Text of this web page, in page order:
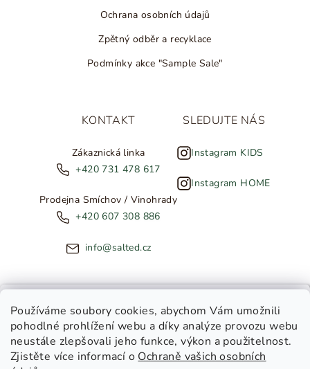
Používáme soubory cookies, abychom Vám umožnili
pohodlné prohlížení webu a díky analýze provozu webu
neustále zlepšovali jeho funkce, výkon a použitelnost.
Zjistěte více informací o Ochraně vašich osobních
Ochrana osobních údajů
Zpětný odběr a recyklace
Podmínky akce "Sample Sale"
KONTAKT
Zákaznická linka
+420 731 478 617
Prodejna Smíchov / Vinohrady
+420 607 308 886
info@salted.cz
SLEDUJTE NÁS
Instagram KIDS
Instagram HOME
Copyright 2026SALTED. Všechna práva vyhrazena.Upravit
nastavení cookies
NOVINKY ZE SALTED
Toužíte dostávat novinky z